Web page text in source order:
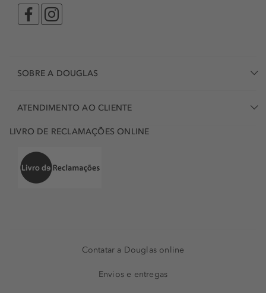
SOBRE A DOUGLAS
ATENDIMENTO AO CLIENTE
LIVRO DE RECLAMAÇÕES ONLINE
Contatar a Douglas online
Envios e entregas